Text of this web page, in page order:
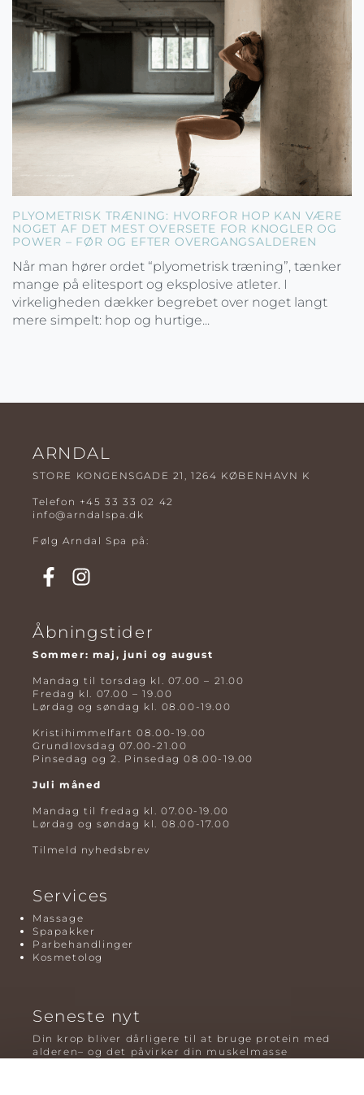
PLYOMETRISK TRÆNING: HVORFOR HOP KAN VÆRE
NOGET AF DET MEST OVERSETE FOR KNOGLER OG
POWER – FØR OG EFTER OVERGANGSALDEREN
Når man hører ordet “plyometrisk træning”, tænker
mange på elitesport og eksplosive atleter. I
virkeligheden dækker begrebet over noget langt
mere simpelt: hop og hurtige...
ARNDAL
STORE KONGENSGADE 21, 1264 KØBENHAVN K
Telefon +45 33 33 02 42
info@arndalspa.dk
Følg Arndal Spa på:
Åbningstider
Sommer: maj, juni og august
Mandag til torsdag kl. 07.00 – 21.00
Fredag kl. 07.00 – 19.00
Lørdag og søndag kl. 08.00-19.00
Kristihimmelfart 08.00-19.00
Grundlovsdag 07.00-21.00
Pinsedag og 2. Pinsedag 08.00-19.00
Juli måned
Mandag til fredag kl. 07.00-19.00
Lørdag og søndag kl. 08.00-17.00
Tilmeld nyhedsbrev
Services
Massage
Spapakker
Parbehandlinger
Kosmetolog
Seneste nyt
Din krop bliver dårligere til at bruge protein med
alderen– og det påvirker din muskelmasse